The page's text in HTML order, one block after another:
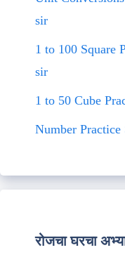
sir
1 to 100 Square
sir
1 to 50 Cube
Number Practice
रोजचा घरचा